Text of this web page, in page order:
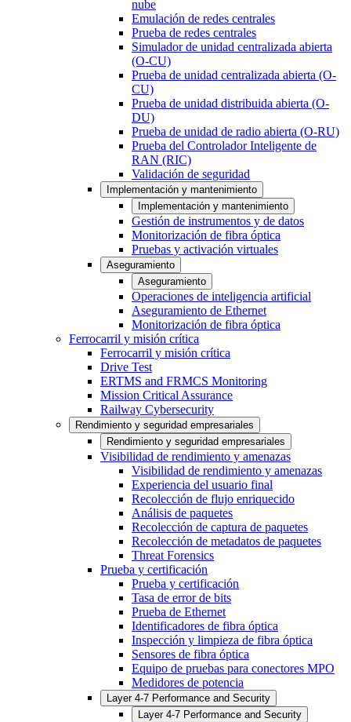
nube
Emulación de redes centrales
Prueba de redes centrales
Simulador de unidad centralizada abierta
(O-CU)
Prueba de unidad centralizada abierta (O-
CU)
Prueba de unidad distribuida abierta (O-
DU)
Prueba de unidad de radio abierta (O-RU)
Prueba del Controlador Inteligente de
RAN (RIC)
Validación de seguridad
Implementación y mantenimiento
Implementación y mantenimiento
Gestión de instrumentos y de datos
Monitorización de fibra óptica
Pruebas y activación virtuales
Aseguramiento
Aseguramiento
Operaciones de inteligencia artificial
Aseguramiento de Ethernet
Monitorización de fibra óptica
Ferrocarril y misión crítica
Ferrocarril y misión crítica
Drive Test
ERTMS and FRMCS Monitoring
Mission Critical Assurance
Railway Cybersecurity
Rendimiento y seguridad empresariales
Rendimiento y seguridad empresariales
Visibilidad de rendimiento y amenazas
Visibilidad de rendimiento y amenazas
Experiencia del usuario final
Recolección de flujo enriquecido
Análisis de paquetes
Recolección de captura de paquetes
Recolección de metadatos de paquetes
Threat Forensics
Prueba y certificación
Prueba y certificación
Tasa de error de bits
Prueba de Ethernet
Identificadores de fibra óptica
Inspección y limpieza de fibra óptica
Sensores de fibra óptica
Equipo de pruebas para conectores MPO
Medidores de potencia
Layer 4-7 Performance and Security
Layer 4-7 Performance and Security